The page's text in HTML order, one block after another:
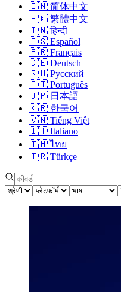
🇨🇳 简体中文
🇭🇰 繁體中文
🇮🇳 हिन्दी
🇪🇸 Español
🇫🇷 Français
🇩🇪 Deutsch
🇷🇺 Русский
🇵🇹 Português
🇯🇵 日本語
🇰🇷 한국어
🇻🇳 Tiếng Việt
🇮🇹 Italiano
🇹🇭 ไทย
🇹🇷 Türkçe